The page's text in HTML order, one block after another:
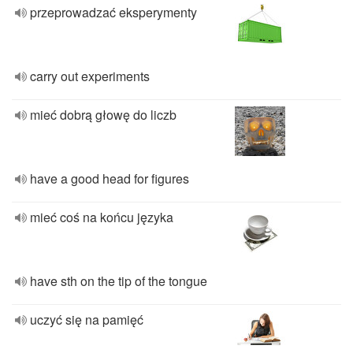
przeprowadzać eksperymenty
carry out experiments
mieć dobrą głowę do liczb
have a good head for figures
mieć coś na końcu języka
have sth on the tip of the tongue
uczyć się na pamięć